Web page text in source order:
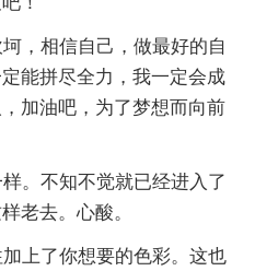
相信自己，做最好的自
能拼尽全力，我一定会成
加油吧，为了梦想而向前
不知不觉就已经进入了
老去。心酸。
上了你想要的色彩。这也